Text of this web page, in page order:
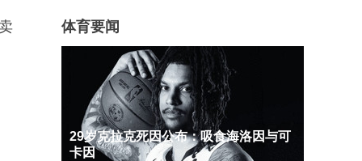
体育要闻
29岁克拉克死因公布：吸食海洛因与可
卡因